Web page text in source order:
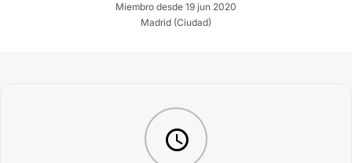
Miembro desde 19 jun 2020
Madrid (Ciudad)